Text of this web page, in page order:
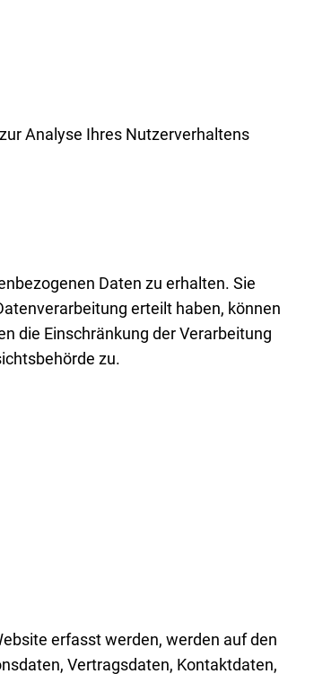
Analyse Ihres Nutzerverhaltens
Daten zu erhalten. Sie
erteilt haben, können
die Einschränkung der Verarbeitung
zu.
erfasst werden, werden auf den
Vertragsdaten, Kontaktdaten,